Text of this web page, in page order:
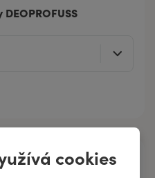
cookies